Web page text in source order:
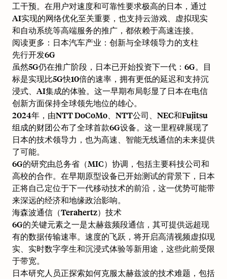
工干预。在用户对速度和可靠性要求极高的日本，通过
AI实现的网络优化至关重要，也支持云游戏、虚拟现实
和自动系统等高端服务的推广，都依赖于高速连接。
阅读更多： 日本汽车产业：创新与全球领导力的支柱
先行开发6G
虽然5G仍在推广阶段，日本已开始投资下一代：6G。目
标是实现比5G快10倍的速率，拥有更低的延迟和支持沉
浸式、AI集成的体验。这一早期布局彰显了日本在电信
创新方面保持全球领先地位的雄心。
2024年，由NTT DoCoMo、NTT公司、NEC和Fujitsu
组成的财团公布了全球首款6G设备。这一里程碑展现了
日本的技术领导力，也为高速、智能无线通信的未来提供
了可能。
6G的研究由总务省（MIC）协调，包括主要科技公司和
高校的合作。在早期原型设备已开始测试的背景下，日本
正将自己定位于下一代移动技术的前沿，这一优势可能带
来深远的经济和地缘政治影响。
海森波通信（Terahertz）技术
6G的关键元素之一是太赫兹频段通信，其可提供远超现
有的数据传输速率。速度的飞跃，将开启高清视频虚拟现
实、实时数字孪生和沉浸式体验等新用途，这些此前受限
于带宽。
日本研究人员正探索如何克服太赫兹波的技术难题，包括